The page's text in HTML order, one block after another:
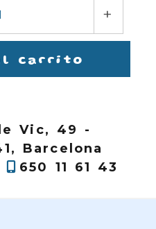
+
carrito
Vic, 49 -
Barcelona
650 11 61 43